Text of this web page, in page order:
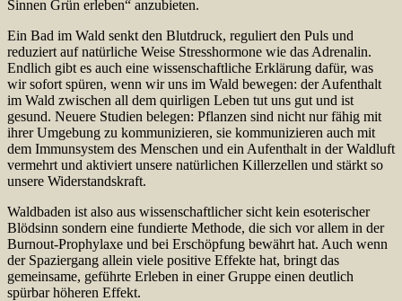
Sinnen Grün erleben“ anzubieten.
Ein Bad im Wald senkt den Blutdruck, reguliert den Puls und
reduziert auf natürliche Weise Stresshormone wie das Adrenalin.
Endlich gibt es auch eine wissenschaftliche Erklärung dafür, was
wir sofort spüren, wenn wir uns im Wald bewegen: der Aufenthalt
im Wald zwischen all dem quirligen Leben tut uns gut und ist
gesund. Neuere Studien belegen: Pflanzen sind nicht nur fähig mit
ihrer Umgebung zu kommunizieren, sie kommunizieren auch mit
dem Immunsystem des Menschen und ein Aufenthalt in der Waldluft
vermehrt und aktiviert unsere natürlichen Killerzellen und stärkt so
unsere Widerstandskraft.
Waldbaden ist also aus wissenschaftlicher sicht kein esoterischer
Blödsinn sondern eine fundierte Methode, die sich vor allem in der
Burnout-Prophylaxe und bei Erschöpfung bewährt hat. Auch wenn
der Spaziergang allein viele positive Effekte hat, bringt das
gemeinsame, geführte Erleben in einer Gruppe einen deutlich
spürbar höheren Effekt.